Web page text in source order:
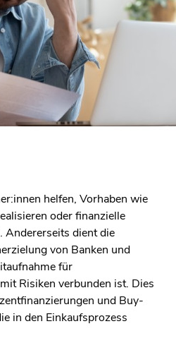
helfen, Vorhaben wie
oder finanzielle
Andererseits dient die
von Banken und
für
Risiken verbunden ist. Dies
und Buy-
in den Einkaufsprozess